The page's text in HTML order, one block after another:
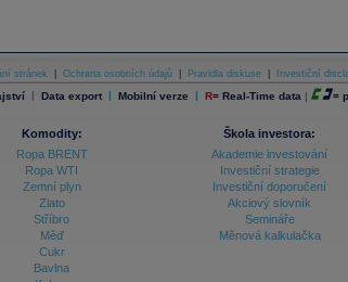
stránek Ochrana osobních údajů Pravidla diskuse Investiční
| Data export | Mobilní verze | R= Real-Time data | =
Komodity:
Ropa BRENT
Ropa WTI
Zemní plyn
Zlato
Stříbro
Měď
Cukr
Bavlna
Škola investora:
Akademie investování
Investiční strategie
Investiční doporučení
Akciový slovník
Semináře
Měnová kalkulačka